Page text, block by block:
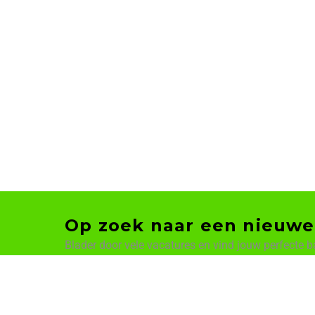
Op zoek naar een
Blader door vele vacatures en vind jouw perfecte